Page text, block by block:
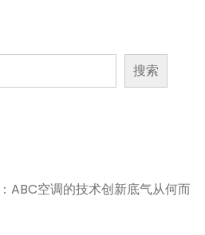
搜索
ABC空调的技术创新底气从何而